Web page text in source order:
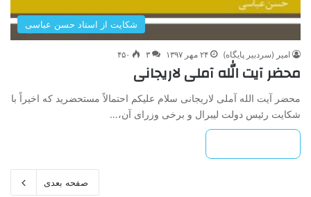
شکایت از استاد حسن عباسی
امیر (سردبیر پایگاه) ۲۴ مهر ۱۳۹۷ ۳ ۴۵۰
محضر آیت الله آملی لاریجانی
محضر آیت الله آملی لاریجانی سلام علیکم احتمالاً مستحضرید که اخیراً با
شکایت رئیس دولت لیبرال و برخی وزرای آن،…
صفحه بعدی